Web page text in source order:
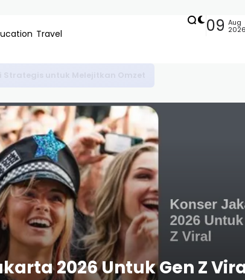
Travel 09 Aug
2026
2026 Untuk Gen Z